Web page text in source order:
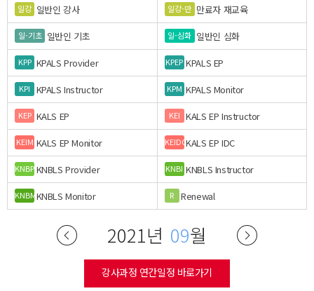
일강 일반인 강사 일강-만 만료자 재교육
일-기초 일반인 기초 일-심화 일반인 심화
KPP KPALS Provider KPEP KPALS EP
KPI KPALS Instructor KPM KPALS Monitor
KEP KALS EP KEI KALS EP Instructor
KEIM KALS EP Monitor KEIDCKALS EP IDC
KNBPKNBLS Provider KNBI KNBLS Instructor
KNBMKNBLS Monitor R Renewal
2021년 09월
강사과정 연간일정 바로가기